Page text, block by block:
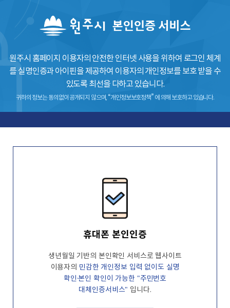
원주시 홈페이지 이용자의 안전한 인터넷 사용을 위하여 로그인 체계
를실명인증과 아이핀을 제공하여 이용자의 개인정보를 보호 받을 수
있도록 최선을 다하고 있습니다.
귀하의 정보는 동의없이 공개되지 않으며, “개인정보보호정책” 에 의해 보호하고 있습니다.
휴대폰 본인인증
생년월일 기반의 본인확인 서비스로 웹사이트
이용자의 민감한 개인정보 입력 없이도실명
확인·본인 확인이 가능한 "주민번호
대체인증서비스" 입니다.